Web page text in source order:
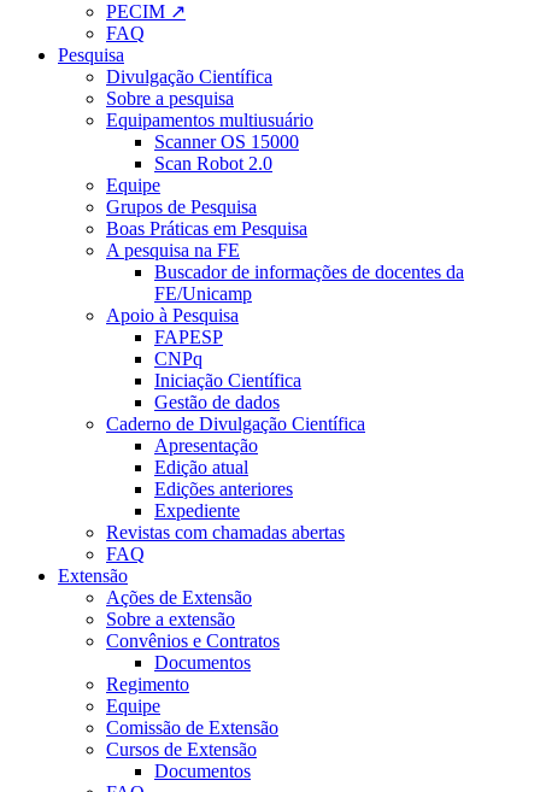
PECIM ↗
FAQ
Pesquisa
Divulgação Científica
Sobre a pesquisa
Equipamentos multiusuário
Scanner OS 15000
Scan Robot 2.0
Equipe
Grupos de Pesquisa
Boas Práticas em Pesquisa
A pesquisa na FE
Buscador de informações de docentes da
FE/Unicamp
Apoio à Pesquisa
FAPESP
CNPq
Iniciação Científica
Gestão de dados
Caderno de Divulgação Científica
Apresentação
Edição atual
Edições anteriores
Expediente
Revistas com chamadas abertas
FAQ
Extensão
Ações de Extensão
Sobre a extensão
Convênios e Contratos
Documentos
Regimento
Equipe
Comissão de Extensão
Cursos de Extensão
Documentos